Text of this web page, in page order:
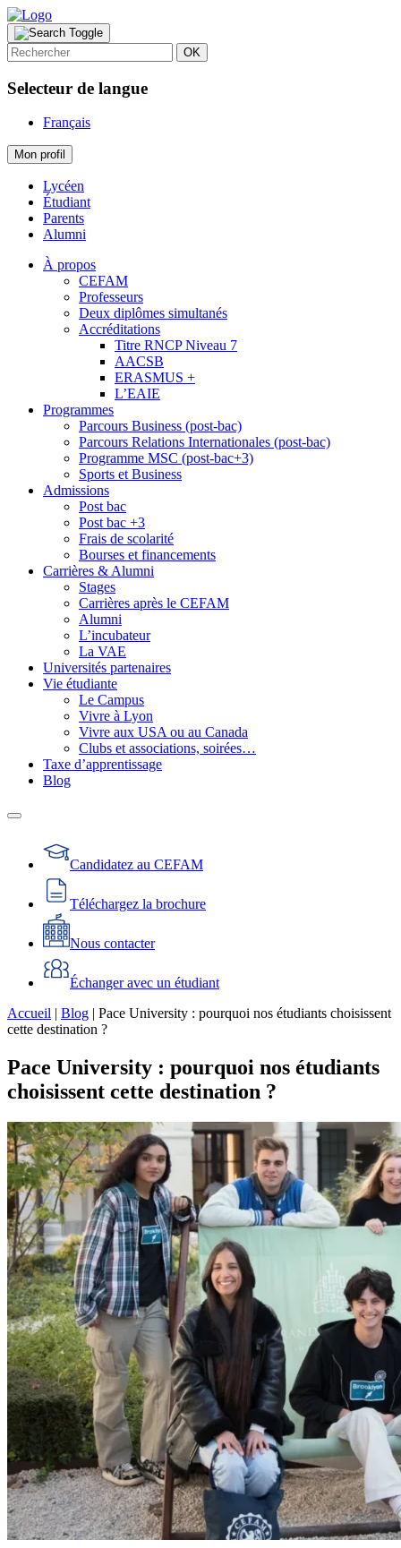
OK
Selecteur de langue
Français
Mon profil
Lycéen
Étudiant
Parents
Alumni
À propos
CEFAM
Professeurs
Deux diplômes simultanés
Accréditations
Titre RNCP Niveau 7
AACSB
ERASMUS +
L’EAIE
Programmes
Parcours Business (post-bac)
Parcours Relations Internationales (post-bac)
Programme MSC (post-bac+3)
Sports et Business
Admissions
Post bac
Post bac +3
Frais de scolarité
Bourses et financements
Carrières & Alumni
Stages
Carrières après le CEFAM
Alumni
L’incubateur
La VAE
Universités partenaires
Vie étudiante
Le Campus
Vivre à Lyon
Vivre aux USA ou au Canada
Clubs et associations, soirées…
Taxe d’apprentissage
Blog
Candidatez au CEFAM
Téléchargez la brochure
Nous contacter
Échanger avec un étudiant
Accueil | Blog | Pace University : pourquoi nos étudiants choisissent
cette destination ?
Pace University : pourquoi nos étudiants
choisissent cette destination ?